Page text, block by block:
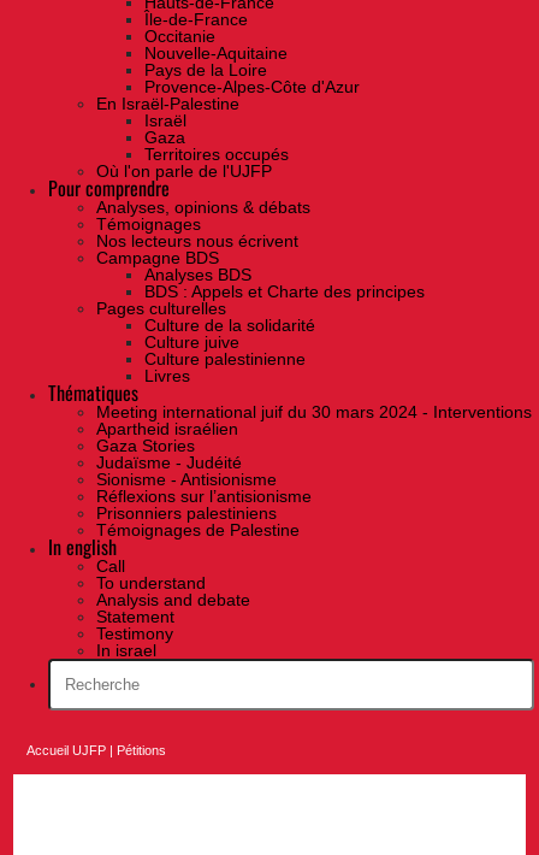
Île-de-France
Occitanie
Nouvelle-Aquitaine
Pays de la Loire
Provence-Alpes-Côte d'Azur
En Israël-Palestine
Israël
Gaza
Territoires occupés
Où l'on parle de l'UJFP
Pour comprendre
Analyses, opinions & débats
Témoignages
Nos lecteurs nous écrivent
Campagne BDS
Analyses BDS
BDS : Appels et Charte des principes
Pages culturelles
Culture de la solidarité
Culture juive
Culture palestinienne
Livres
Thématiques
Meeting international juif du 30 mars 2024 - Interventions
Apartheid israélien
Gaza Stories
Judaïsme - Judéité
Sionisme - Antisionisme
Réflexions sur l’antisionisme
Prisonniers palestiniens
Témoignages de Palestine
In english
Call
To understand
Analysis and debate
Statement
Testimony
In israel
Accueil UJFP Pétitions